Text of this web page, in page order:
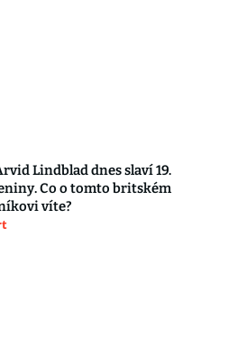
Lindblad dnes slaví 19.
Co o tomto britském
víte?